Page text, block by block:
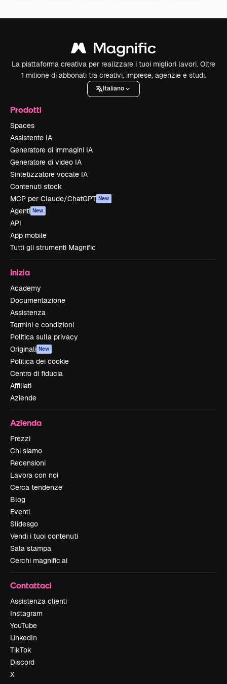
La piattaforma creativa per realizzare i tuoi migliori lavori. Oltre
1 milione di abbonati tra creativi, imprese, agenzie e studi.
Italiano
Prodotti
Spaces
Assistente IA
Generatore di immagini IA
Generatore di video IA
Sintetizzatore vocale IA
Contenuti stock
MCP per Claude/ChatGPT New
Agenti New
API
App mobile
Tutti gli strumenti Magnific
Inizia
Academy
Documentazione
Assistenza
Termini e condizioni
Politica sulla privacy
Originali New
Politica dei cookie
Centro di fiducia
Affiliati
Aziende
Azienda
Prezzi
Chi siamo
Recensioni
Lavora con noi
Cerca tendenze
Blog
Eventi
Slidesgo
Vendi i tuoi contenuti
Sala stampa
Cerchi magnific.ai
Contattaci
Assistenza clienti
Instagram
YouTube
LinkedIn
TikTok
Discord
X